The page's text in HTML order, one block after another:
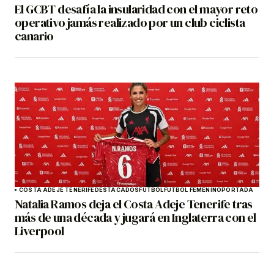
El GCBT desafía la insularidad con el mayor reto
operativo jamás realizado por un club ciclista
canario
COSTA ADEJE TENERIFEDESTACADOSFÚTBOLFÚTBOL FEMENINOPORTADA
Natalia Ramos deja el Costa Adeje Tenerife tras
más de una década y jugará en Inglaterra con el
Liverpool